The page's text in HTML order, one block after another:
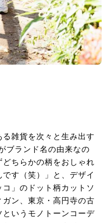
雑貨を次々と生み出す
ブランド名の由来なの
ちらかの柄をおしゃれ
す（笑）」と、デザイ
」のドット柄カットソ
ン、東京・高円寺の古
いうモノトーンコーデ